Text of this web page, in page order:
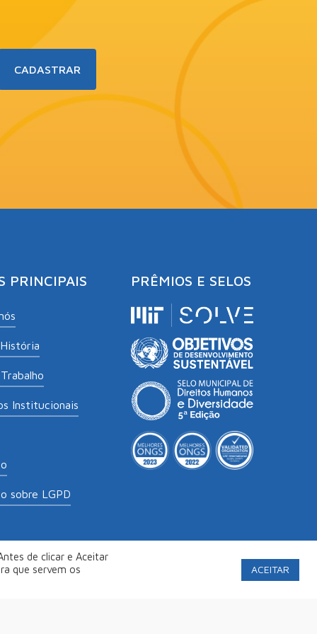
PRINCIPAIS
Institucionais
sobre LGPD
PRÊMIOS E SELOS
. Política de Privacidade
de clicar e Aceitar
que servem os
ACEITAR